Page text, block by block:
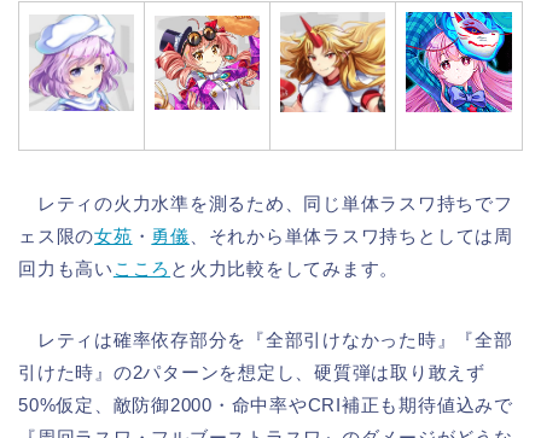
レティの火力水準を測るため、同じ単体ラスワ持ちでフ
ェス限の女苑 ・ 勇儀 、それから単体ラスワ持ちとしては周
回力も高い こころ と火力比較をしてみます。
レティは確率依存部分を『全部引けなかった時』『全部
引けた時』の2パターンを想定し、硬質弾は取り敢えず
50%仮定、敵防御2000・命中率やCRI補正も期待値込みで